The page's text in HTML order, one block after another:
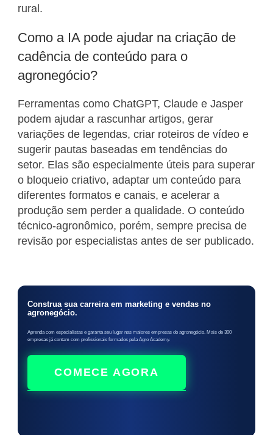
rural.
Como a IA pode ajudar na criação de
cadência de conteúdo para o
agronegócio?
Ferramentas como ChatGPT, Claude e Jasper
podem ajudar a rascunhar artigos, gerar
variações de legendas, criar roteiros de vídeo e
sugerir pautas baseadas em tendências do
setor. Elas são especialmente úteis para superar
o bloqueio criativo, adaptar um conteúdo para
diferentes formatos e canais, e acelerar a
produção sem perder a qualidade. O conteúdo
técnico-agronômico, porém, sempre precisa de
revisão por especialistas antes de ser publicado.
Construa sua carreira em marketing e vendas no
agronegócio.
Aprenda com especialistas e garanta seu lugar nas maiores empresas do agronegócio. Mais de 300
empresas já contam com profissionais formados pela Agro Academy.
COMECE AGORA